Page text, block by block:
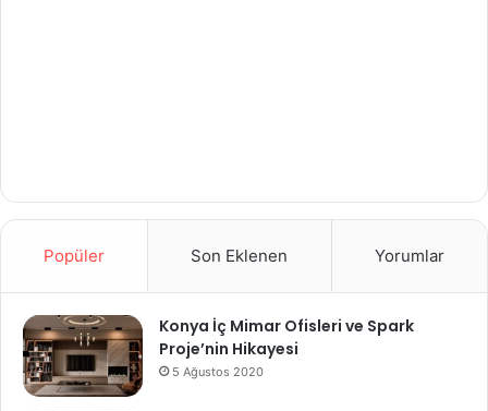
Popüler Son Eklenen Yorumlar
Konya İç Mimar Ofisleri ve Spark
Proje’nin Hikayesi
5 Ağustos 2020